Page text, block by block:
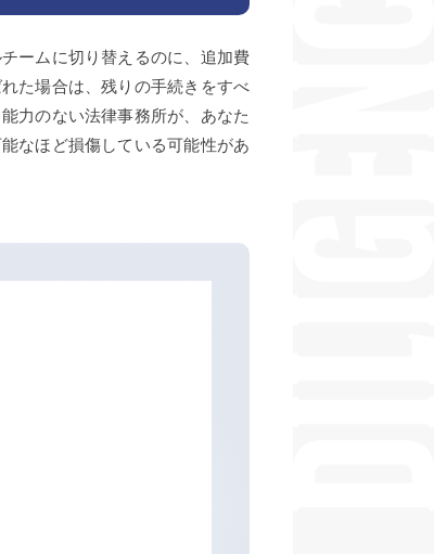
ームに切り替えるのに、追加費
た場合は、残りの手続きをすべ
力のない法律事務所が、あなた
なほど損傷している可能性があ